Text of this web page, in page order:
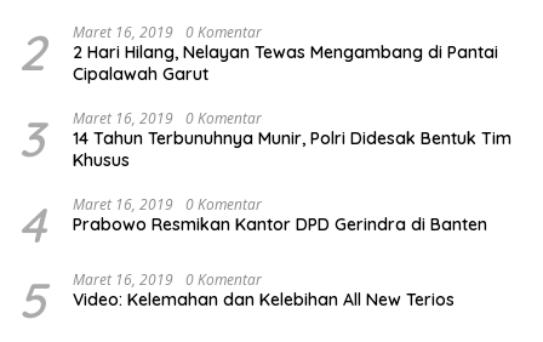
2 Maret 16, 2019 0 Komentar
2 Hari Hilang, Nelayan Tewas Mengambang di Pantai
Cipalawah Garut
3 Maret 16, 2019 0 Komentar
14 Tahun Terbunuhnya Munir, Polri Didesak Bentuk Tim
Khusus
4 Maret 16, 2019 0 Komentar
Prabowo Resmikan Kantor DPD Gerindra di Banten
5 Maret 16, 2019 0 Komentar
Video: Kelemahan dan Kelebihan All New Terios